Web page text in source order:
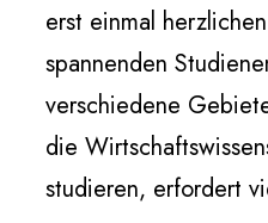
erst einmal
spannenden
verschiedene
die
studieren, erfordert